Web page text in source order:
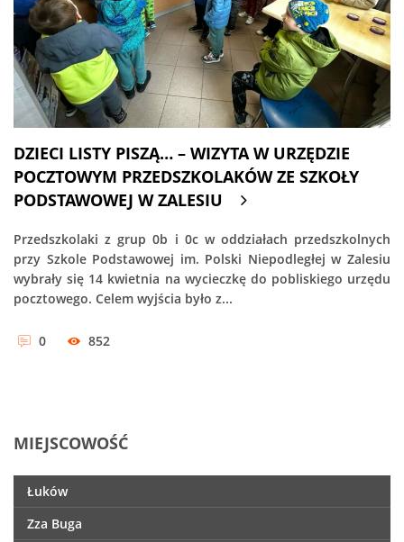
DZIECI LISTY PISZĄ… – WIZYTA W URZĘDZIE
POCZTOWYM PRZEDSZKOLAKÓW ZE SZKOŁY
PODSTAWOWEJ W ZALESIU
Przedszkolaki z grup 0b i 0c w oddziałach przedszkolnych
przy Szkole Podstawowej im. Polski Niepodległej w Zalesiu
wybrały się 14 kwietnia na wycieczkę do pobliskiego urzędu
pocztowego. Celem wyjścia było z...
0 852
MIEJSCOWOŚĆ
Łuków
Zza Buga